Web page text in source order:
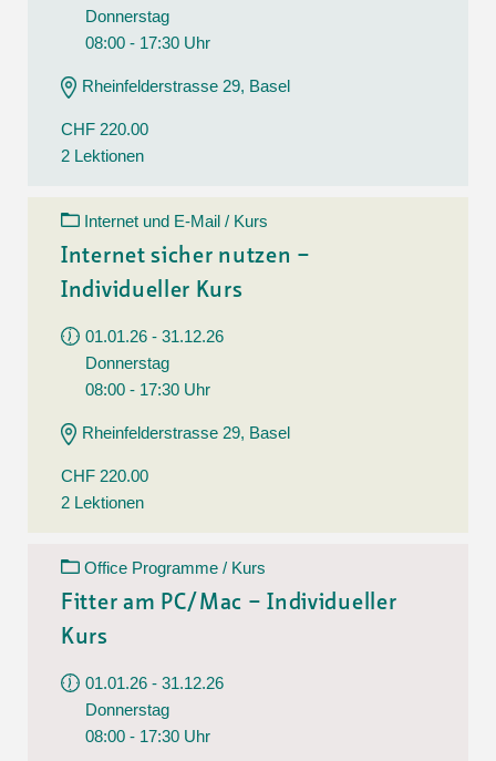
Donnerstag
08:00 - 17:30 Uhr
Rheinfelderstrasse 29, Basel
CHF 220.00
2 Lektionen
Internet und E-Mail / Kurs
Internet sicher nutzen –
Individueller Kurs
01.01.26 - 31.12.26
Donnerstag
08:00 - 17:30 Uhr
Rheinfelderstrasse 29, Basel
CHF 220.00
2 Lektionen
Office Programme / Kurs
Fitter am PC/Mac – Individueller
Kurs
01.01.26 - 31.12.26
Donnerstag
08:00 - 17:30 Uhr